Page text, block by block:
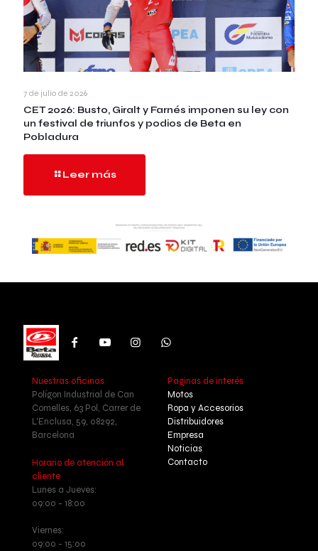
7 de julio de 2026
CET 2026: Busto, Giralt y Farnés imponen su ley con
un festival de triunfos y podios de Beta en
Pobladura
Leer más
Nuestras oficinas
Polígon Industrial de Can
Comelles, 63 Pol, Carrer de
L'Enclusa, 59, 08292,
Barcelona
Horario de atención al
cliente
Lunes a Jueves:
09:00 - 18:00
Viernes:
09:00 - 15:00
Paginas de interés
Motos
Ropa y Accesorios
Distribuidores
Empresa
Noticias
Contacto